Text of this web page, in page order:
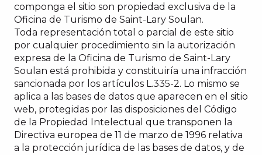
componga el sitio son propiedad exclusiva de la
Oficina de Turismo de Saint-Lary Soulan.
Toda representación total o parcial de este sitio
por cualquier procedimiento sin la autorización
expresa de la Oficina de Turismo de Saint-Lary
Soulan está prohibida y constituiría una infracción
sancionada por los artículos L.335-2. Lo mismo se
aplica a las bases de datos que aparecen en el sitio
web, protegidas por las disposiciones del Código
de la Propiedad Intelectual que transponen la
Directiva europea de 11 de marzo de 1996 relativa
a la protección jurídica de las bases de datos, y de